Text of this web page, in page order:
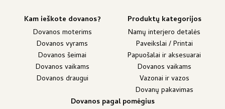
Kam ieškote dovanos?
Dovanos moterims
Dovanos vyrams
Dovanos šeimai
Dovanos vaikams
Dovanos draugui
Produktų kategorijos
Namų interjero detalės
Paveikslai / Printai
Papuošalai ir aksesuarai
Dovanos vaikams
Vazonai ir vazos
Dovanų pakavimas
Dovanos pagal pomėgius